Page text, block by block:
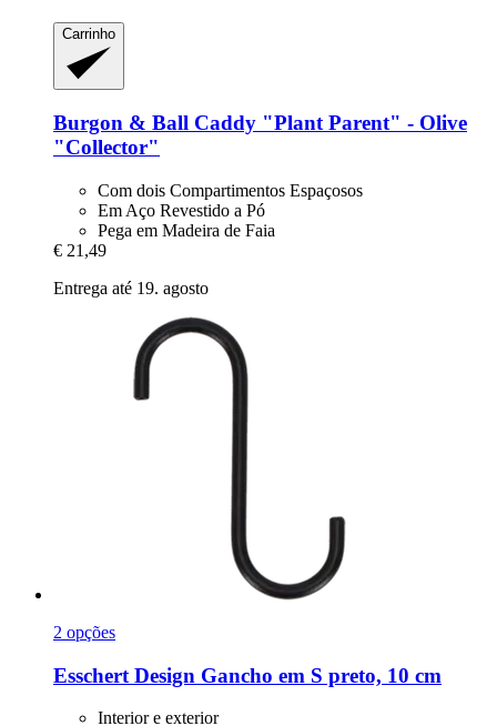
Carrinho
Burgon & Ball Caddy "Plant Parent" -​ Olive
"Collector"
Com dois Compartimentos Espaçosos
Em Aço Revestido a Pó
Pega em Madeira de Faia
€ 21,49
Entrega até 19. agosto
2 opções
Esschert Design Gancho em S preto, 10 cm
Interior e exterior